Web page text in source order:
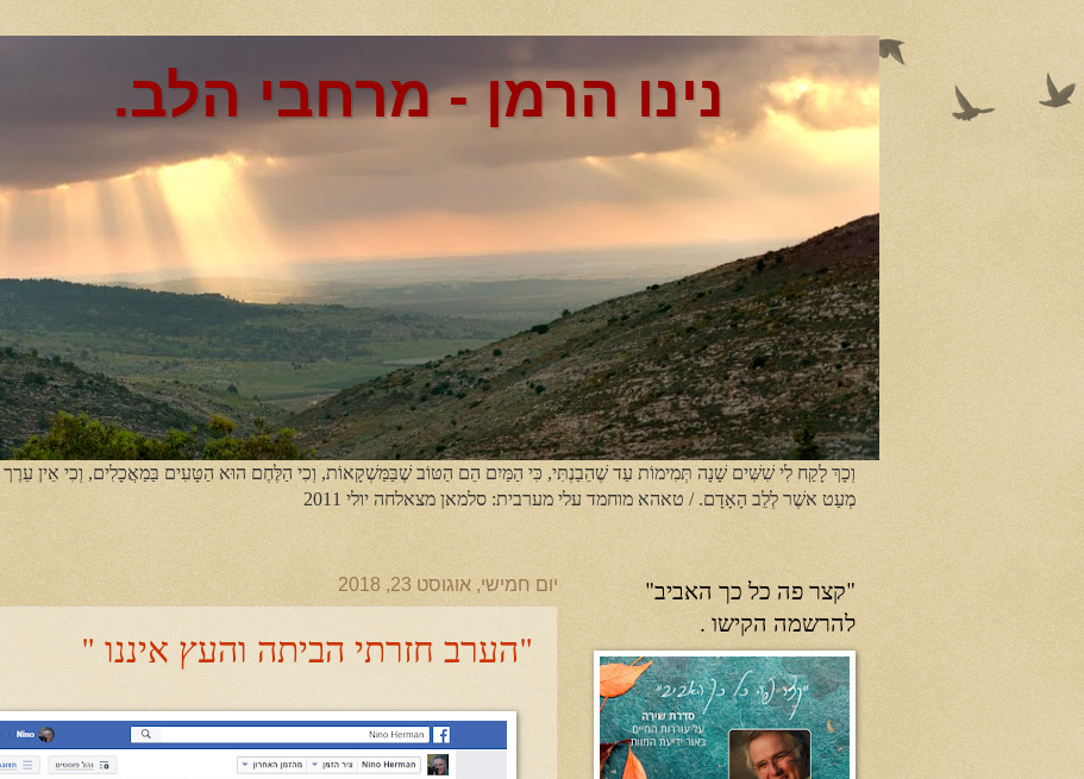
נינו הרמן - מרחבי הלב.
וְכָךְ לָקַח לִי שִׁשִּׁים שָׁנָה תְּמִימוֹת עַד שֶׁהֵבַנְתִּי, כִּי הַמַּיִם הֵם הַטּוֹב שֶׁבַּמַּשְׁקָאוֹת, וְכִי הַלֶּחֶם הוּא הַטָּעִים בַּמַאֲכָלִים, וְכִי אֵין
מְעַט אשֶׁר לְלֵב הָאָדָם. / טאהא מוחמד עלי מערבית: סלמאן מצאלחה יולי 2011
יום חמישי, אוגוסט 23, 2018
"הערב חזרתי הביתה והעץ איננו "
"קצר פה כל כך האביב"
להרשמה הקישו .